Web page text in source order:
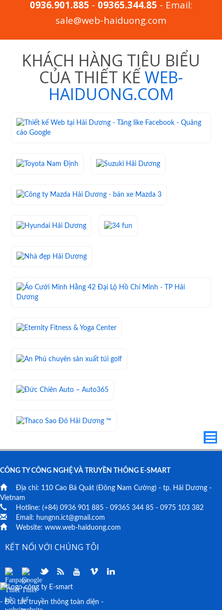
0936.901.885 - 09365.344.85 - Email:
sale@web-haiduong.com
KHÁCH HÀNG TIÊU BIỂU
CỦA THIẾT KẾ WEB-
HAIDUONG.COM
CÔNG TY CÔNG NGHỆ VÀ TRUYỀN THÔNG E-SMART
Địa chỉ: 110 Cao Bá Quát (Đông Nam Cường) - tp. Hải Dương -
Vietnam
Hotline: (+84) 0936 901 885 - 09365 344 85 - 0975 103 382
Email: hungnn.ict@gmail.com
Website: www.web-haiduong.com
KẾT NỐI VỚI CHÚNG TÔI
- Đối tác truyền thông toàn diện -